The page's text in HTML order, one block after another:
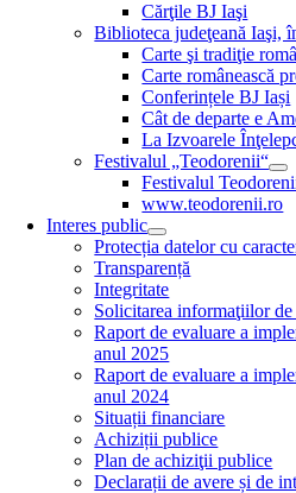
Cărţile BJ Iaşi
Biblioteca judeţeană Iaşi,
Carte şi tradiţie
Carte românească
Conferințele BJ Iași
Cât de departe e
La Izvoarele
Festivalul „Teodorenii“
Festivalul
www.teodorenii.ro
Interes public
Protecția datelor cu
Transparență
Integritate
Solicitarea informaţiilor
Raport de evaluare a
anul 2025
Raport de evaluare a
anul 2024
Situații financiare
Achiziții publice
Plan de achiziţii publice
Declarații de avere și de